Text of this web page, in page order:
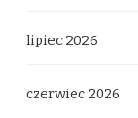
lipiec 2026
czerwiec 2026